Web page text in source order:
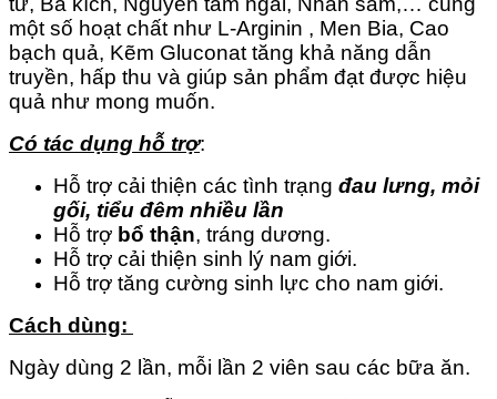
một số hoạt chất như L-Arginin , Men Bia, Cao
bạch quả, Kẽm Gluconat tăng khả năng dẫn
truyền, hấp thu và giúp sản phẩm đạt được hiệu
quả như mong muốn.
Có tác dụng hỗ trợ:
Hỗ trợ cải thiện các tình trạng đau lưng, mỏi
gối, tiểu đêm nhiều lần
Hỗ trợ bổ thận, tráng dương.
Hỗ trợ cải thiện sinh lý nam giới.
Hỗ trợ tăng cường sinh lực cho nam giới.
Cách dùng:
Ngày dùng 2 lần, mỗi lần 2 viên sau các bữa ăn.